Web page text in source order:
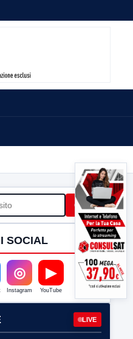
Cerca
SOCIAL
◎
Instagram
▶
YouTube
LIVE